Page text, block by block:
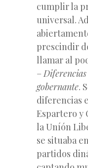
cumplir la
universal.
prescindir
llamar al
–
gobernante.
diferencias
Espartero y
la Uníón
se situaba
partidos